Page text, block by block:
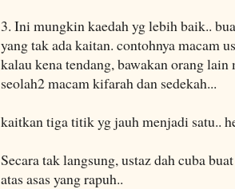
3. Ini mungkin kaedah yg lebih baik..
yang tak ada kaitan. contohnya macam
kalau kena tendang, bawakan orang lain
seolah2 macam kifarah dan sedekah...
kaitkan tiga titik yg jauh menjadi satu..
Secara tak langsung, ustaz dah cuba
atas asas yang rapuh..